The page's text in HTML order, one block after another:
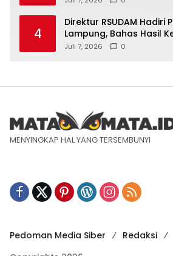
4
Direktur RSUDAM Hadiri
Lampung, Bahas Hasil
Laporan Keuangan 2025
Juli 7, 2026 0
MENYINGKAP HAL YANG TERSEMBUNYI
Pedoman Media Siber Redaksi